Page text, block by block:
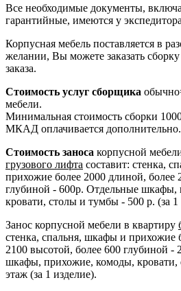
Все необходимые документы,
гарантийные, имеются у
Корпусная мебель поставляется в
желании, Вы можете заказать
заказа.
Стоимость услуг сборщика
мебели.
Минимальная стоимость сборки
МКАД оплачивается дополнительно.
Стоимость заноса корпусной
грузового лифта составит: стенка,
прихожие более 2000 длиной, более
глубиной - 600р. Отдельные шкафы,
кровати, столы и тумбы - 500 р. (за 1
Занос корпусной мебели в квартиру
стенка, спальня, шкафы и прихожие
2100 высотой, более 600 глубиной -
шкафы, прихожие, комоды, кровати,
этаж (за 1 изделие).